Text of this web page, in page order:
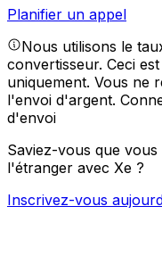
Planifier un appel
Nous utilisons le
convertisseur. Ceci
uniquement. Vous ne
l'envoi d'argent.
d'envoi
Saviez-vous que
l'étranger avec Xe ?
Inscrivez-vous